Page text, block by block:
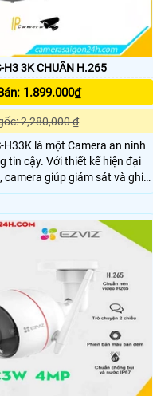
CAMERA EZVIZ CS-H3 3K CHUẨN H.265
1.899.000₫
2,280,000 ₫
H33K là một Camera an ninh
kế hiện đại
camera giúp giám sát và ghi
Đèn hồng ngoại